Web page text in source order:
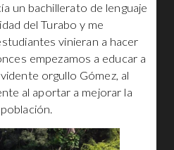
un bachillerato de lenguaje
del Turabo y me
vinieran a hacer
empezamos a educar a
orgullo Gómez, al
al aportar a mejorar la